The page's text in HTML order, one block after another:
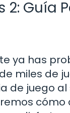
Guía
ya has
miles de
de juego